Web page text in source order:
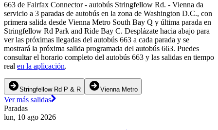
663 de Fairfax Connector - autobús Stringfellow Rd. - Vienna da
servicio a 3 paradas de autobús en la zona de Washington D.C., con
primera salida desde Vienna Metro South Bay Q y última parada en
Stringfellow Rd Park and Ride Bay C. Desplázate hacia abajo para
ver las próximas llegadas del autobús 663 a cada parada y se
mostrará la próxima salida programada del autobús 663. Puedes
consultar el horario completo del autobús 663 y las salidas en tiempo
real en la aplicación.
Stringfellow Rd P & R Vienna Metro
Ver más salidas
Paradas
lun, 10 ago 2026